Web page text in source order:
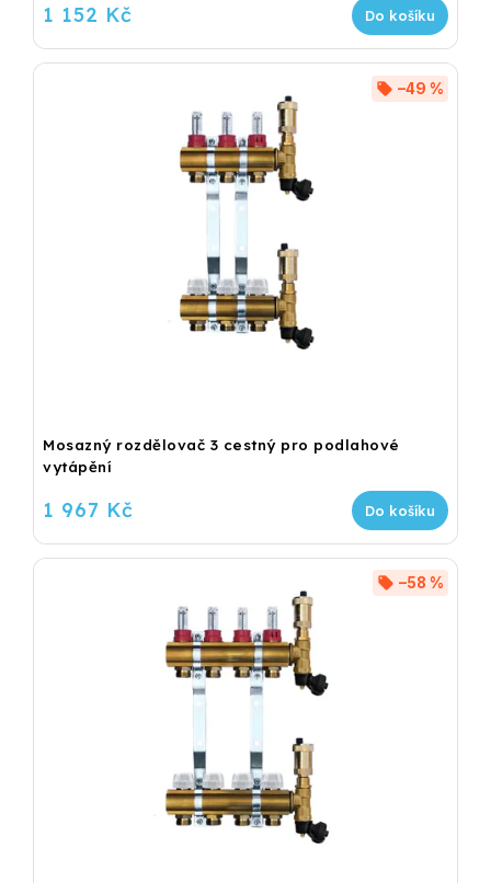
1 152 Kč Do košíku
Mosazný rozdělovač 3 cestný pro podlahové
vytápění
–49 %
1 967 Kč Do košíku
–58 %